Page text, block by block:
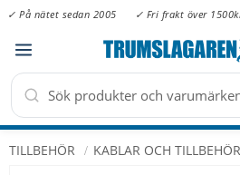
Meny
✓ På nätet sedan 2005 ✓ Fri frakt över
TILLBEHÖR KABLAR OCH TILLBEHÖR